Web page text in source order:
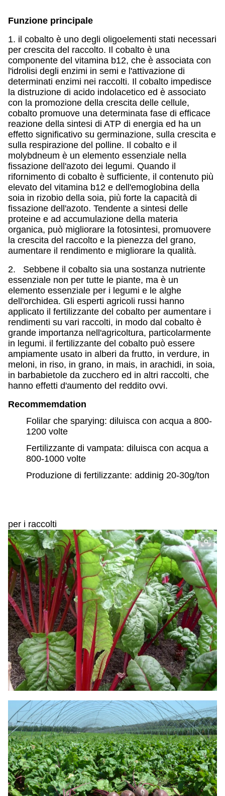
Funzione principale
1. il cobalto è uno degli oligoelementi stati necessari
per crescita del raccolto. Il cobalto è una
componente del vitamina b12, che è associata con
l'idrolisi degli enzimi in semi e l'attivazione di
determinati enzimi nei raccolti. Il cobalto impedisce
la distruzione di acido indolacetico ed è associato
con la promozione della crescita delle cellule,
cobalto promuove una determinata fase di efficace
reazione della sintesi di ATP di energia ed ha un
effetto significativo su germinazione, sulla crescita e
sulla respirazione del polline. Il cobalto e il
molybdneum è un elemento essenziale nella
fissazione dell'azoto dei legumi. Quando il
rifornimento di cobalto è sufficiente, il contenuto più
elevato del vitamina b12 e dell'emoglobina della
soia in rizobio della soia, più forte la capacità di
fissazione dell'azoto. Tendente a sintesi delle
proteine e ad accumulazione della materia
organica, può migliorare la fotosintesi, promuovere
la crescita del raccolto e la pienezza del grano,
aumentare il rendimento e migliorare la qualità.
2. Sebbene il cobalto sia una sostanza nutriente
essenziale non per tutte le piante, ma è un
elemento essenziale per i legumi e le alghe
dell'orchidea. Gli esperti agricoli russi hanno
applicato il fertilizzante del cobalto per aumentare i
rendimenti su vari raccolti, in modo dal cobalto è
grande importanza nell'agricoltura, particolarmente
in legumi. il fertilizzante del cobalto può essere
ampiamente usato in alberi da frutto, in verdure, in
meloni, in riso, in grano, in mais, in arachidi, in soia,
in barbabietole da zucchero ed in altri raccolti, che
hanno effetti d'aumento del reddito ovvi.
Recommemdation
Folilar che sparying: diluisca con acqua a 800-
1200 volte
Fertilizzante di vampata: diluisca con acqua a
800-1000 volte
Produzione di fertilizzante: addinig 20-30g/ton
per i raccolti